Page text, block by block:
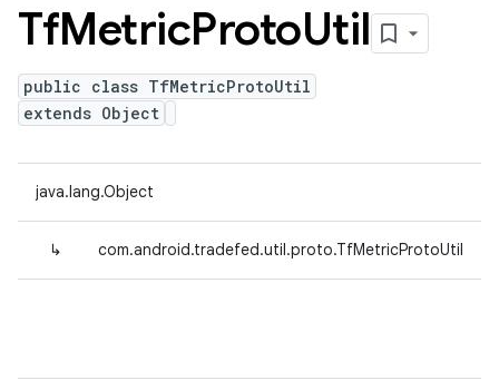
TfMetricProtoUtil
public class TfMetricProtoUtil
extends Object
java.lang.Object
↳ com.android.tradefed.util.proto.TfMetricProtoUtil